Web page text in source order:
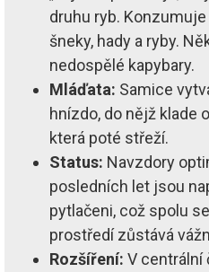
druhu ryb.
šneky, hady a ryby.
nedospělé kapybary.
Mláďata: Samice
hnízdo, do nějž klade
která poté střeží.
Status: Navzdory
posledních let jsou
pytlačeni, což spolu
prostředí zůstává
Rozšíření: V centrální